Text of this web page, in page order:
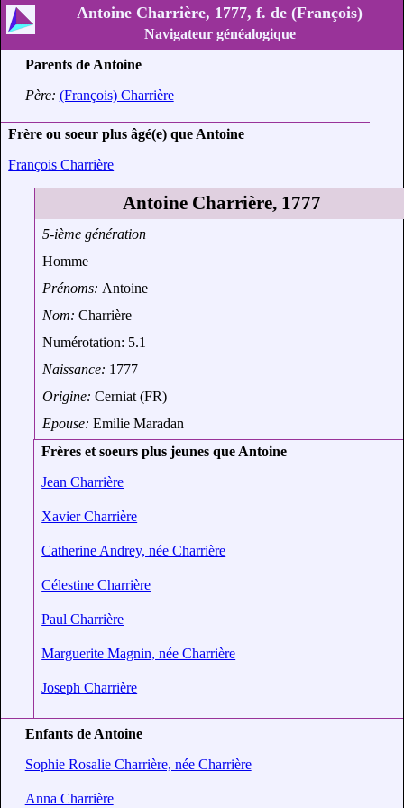
Antoine Charrière, 1777, f. de (François)
Navigateur généalogique
Parents de Antoine
Père: (François) Charrière
Frère ou soeur plus âgé(e) que Antoine
François Charrière
Antoine Charrière, 1777
5-ième génération
Homme
Prénoms: Antoine
Nom:Charrière
Numérotation: 5.1
Naissance: 1777
Origine:Cerniat (FR)
Epouse:Emilie Maradan
Frères et soeurs plus jeunes que Antoine
Jean Charrière
Xavier Charrière
Catherine Andrey, née Charrière
Célestine Charrière
Paul Charrière
Marguerite Magnin, née Charrière
Joseph Charrière
Enfants de Antoine
Sophie Rosalie Charrière, née Charrière
Anna Charrière